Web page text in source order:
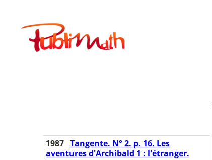
contenuPublimath
1987 Tangente. N° 2. p. 16. Les
aventures d'Archibald 1 : l'étranger.